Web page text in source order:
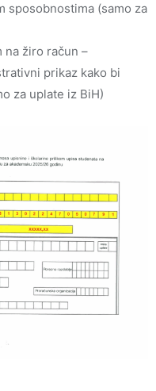
sposobnostima (samo za
na žiro račun –
prikaz kako bi
za uplate iz BiH)